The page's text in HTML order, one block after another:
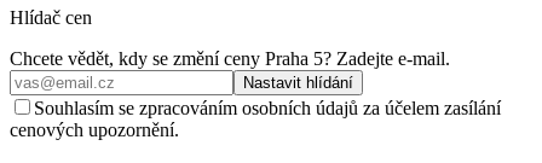
Hlídač cen
Chcete vědět, kdy se změní ceny Praha 5? Zadejte e‑mail.
Nastavit hlídání
Souhlasím se zpracováním osobních údajů za účelem zasílání
cenových upozornění.